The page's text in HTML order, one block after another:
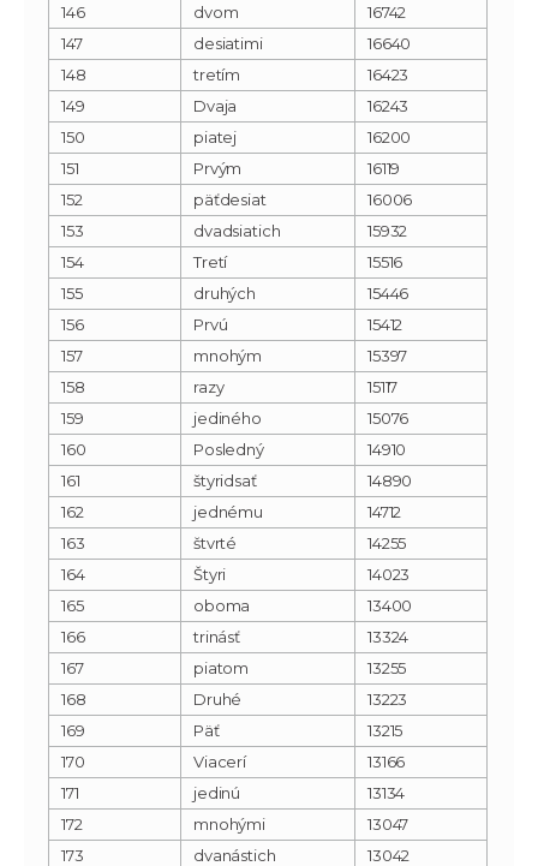
146
dvom
16742
147
desiatimi
16640
148
tretím
16423
149
Dvaja
16243
150
piatej
16200
151
Prvým
16119
152
päťdesiat
16006
153
dvadsiatich
15932
154
Tretí
15516
155
druhých
15446
156
Prvú
15412
157
mnohým
15397
158
razy
15117
159
jediného
15076
160
Posledný
14910
161
štyridsať
14890
162
jednému
14712
163
štvrté
14255
164
Štyri
14023
165
oboma
13400
166
trinásť
13324
167
piatom
13255
168
Druhé
13223
169
Päť
13215
170
Viacerí
13166
171
jedinú
13134
172
mnohými
13047
173
dvanástich
13042